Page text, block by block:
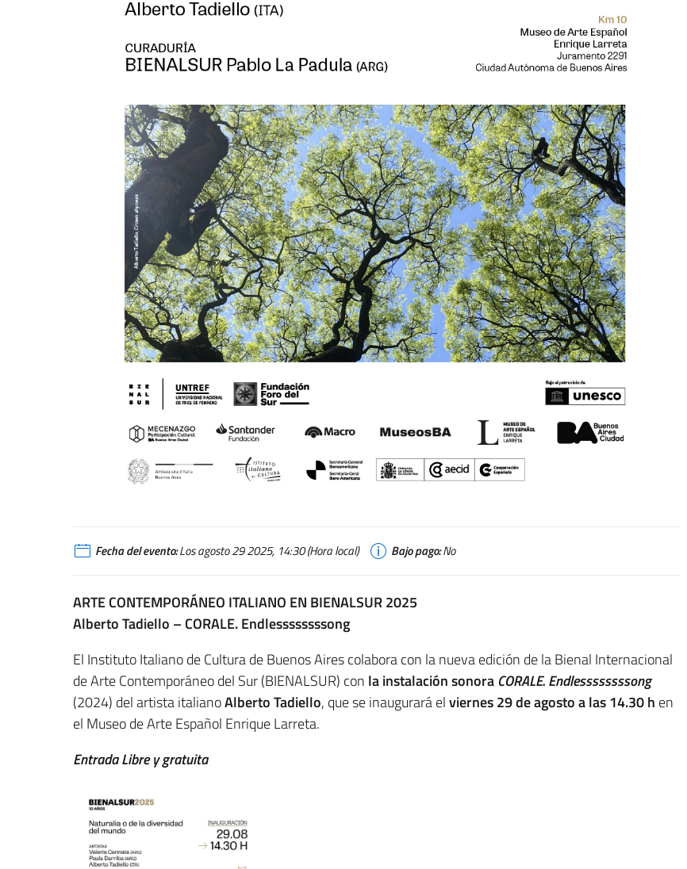
Fecha del evento:Los agosto 29 2025, 14:30 (Hora local) Bajo pago:No
ARTE CONTEMPORÁNEO ITALIANO EN BIENALSUR 2025
Alberto Tadiello – CORALE. Endlessssssssong
El Instituto Italiano de Cultura de Buenos Aires colabora con la nueva edición de la Bienal Internacional
de Arte Contemporáneo del Sur (BIENALSUR) con la instalación sonora CORALE. Endlessssssssong
(2024) del artista italianoAlberto Tadiello, que se inaugurará elviernes 29 de agosto a las 14.30 h en
el Museo de Arte Español Enrique Larreta.
Entrada Libre y gratuita